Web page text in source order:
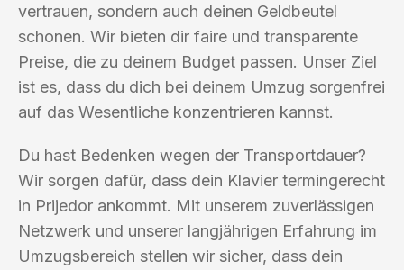
vertrauen, sondern auch deinen Geldbeutel
schonen. Wir bieten dir faire und transparente
Preise, die zu deinem Budget passen. Unser Ziel
ist es, dass du dich bei deinem Umzug sorgenfrei
auf das Wesentliche konzentrieren kannst.
Du hast Bedenken wegen der Transportdauer?
Wir sorgen dafür, dass dein Klavier termingerecht
in Prijedor ankommt. Mit unserem zuverlässigen
Netzwerk und unserer langjährigen Erfahrung im
Umzugsbereich stellen wir sicher, dass dein